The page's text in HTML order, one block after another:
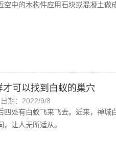
空中的木构件应用石块或混凝土
可以找到白蚁的巢穴
日期：2022/9/8
四处有白蚁飞来飞去。近来，禅
让人无所适从。